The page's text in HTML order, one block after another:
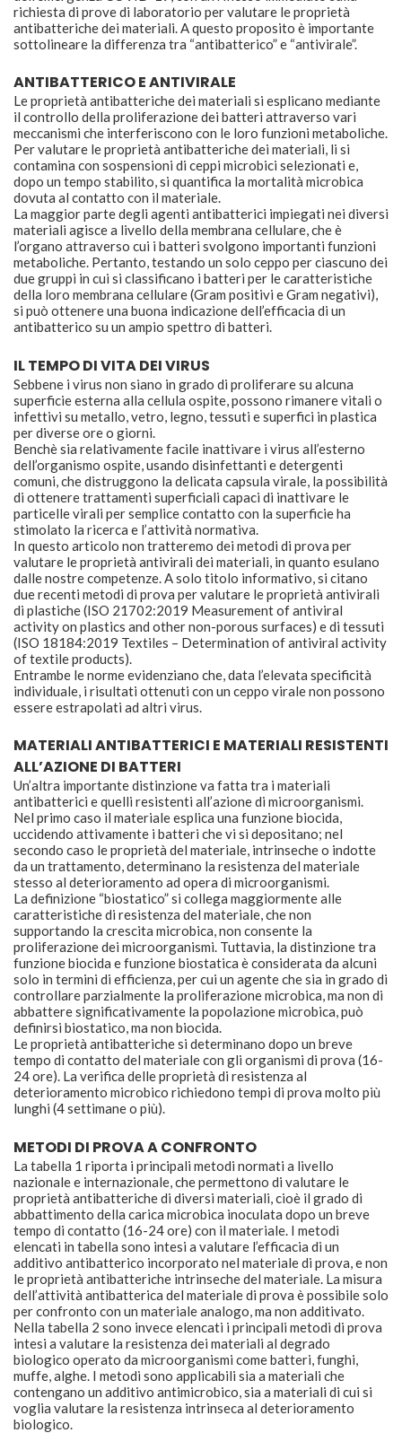
richiesta di prove di laboratorio per valutare le proprietà
antibatteriche dei materiali. A questo proposito è importante
sottolineare la differenza tra “antibatterico” e “antivirale”.
ANTIBATTERICO E ANTIVIRALE
Le proprietà antibatteriche dei materiali si esplicano mediante
il controllo della proliferazione dei batteri attraverso vari
meccanismi che interferiscono con le loro funzioni metaboliche.
Per valutare le proprietà antibatteriche dei materiali, li si
contamina con sospensioni di ceppi microbici selezionati e,
dopo un tempo stabilito, si quantifica la mortalità microbica
dovuta al contatto con il materiale.
La maggior parte degli agenti antibatterici impiegati nei diversi
materiali agisce a livello della membrana cellulare, che è
l’organo attraverso cui i batteri svolgono importanti funzioni
metaboliche. Pertanto, testando un solo ceppo per ciascuno dei
due gruppi in cui si classificano i batteri per le caratteristiche
della loro membrana cellulare (Gram positivi e Gram negativi),
si può ottenere una buona indicazione dell’efficacia di un
antibatterico su un ampio spettro di batteri.
IL TEMPO DI VITA DEI VIRUS
Sebbene i virus non siano in grado di proliferare su alcuna
superficie esterna alla cellula ospite, possono rimanere vitali o
infettivi su metallo, vetro, legno, tessuti e superfici in plastica
per diverse ore o giorni.
Benchè sia relativamente facile inattivare i virus all’esterno
dell’organismo ospite, usando disinfettanti e detergenti
comuni, che distruggono la delicata capsula virale, la possibilità
di ottenere trattamenti superficiali capaci di inattivare le
particelle virali per semplice contatto con la superficie ha
stimolato la ricerca e l’attività normativa.
In questo articolo non tratteremo dei metodi di prova per
valutare le proprietà antivirali dei materiali, in quanto esulano
dalle nostre competenze. A solo titolo informativo, si citano
due recenti metodi di prova per valutare le proprietà antivirali
di plastiche (ISO 21702:2019 Measurement of antiviral
activity on plastics and other non-porous surfaces) e di tessuti
(ISO 18184:2019 Textiles – Determination of antiviral activity
of textile products).
Entrambe le norme evidenziano che, data l’elevata specificità
individuale, i risultati ottenuti con un ceppo virale non possono
essere estrapolati ad altri virus.
MATERIALI ANTIBATTERICI E MATERIALI RESISTENTI
ALL’AZIONE DI BATTERI
Un’altra importante distinzione va fatta tra i materiali
antibatterici e quelli resistenti all’azione di microorganismi.
Nel primo caso il materiale esplica una funzione biocida,
uccidendo attivamente i batteri che vi si depositano; nel
secondo caso le proprietà del materiale, intrinseche o indotte
da un trattamento, determinano la resistenza del materiale
stesso al deterioramento ad opera di microorganismi.
La definizione “biostatico” si collega maggiormente alle
caratteristiche di resistenza del materiale, che non
supportando la crescita microbica, non consente la
proliferazione dei microorganismi. Tuttavia, la distinzione tra
funzione biocida e funzione biostatica è considerata da alcuni
solo in termini di efficienza, per cui un agente che sia in grado di
controllare parzialmente la proliferazione microbica, ma non di
abbattere significativamente la popolazione microbica, può
definirsi biostatico, ma non biocida.
Le proprietà antibatteriche si determinano dopo un breve
tempo di contatto del materiale con gli organismi di prova (16-
24 ore). La verifica delle proprietà di resistenza al
deterioramento microbico richiedono tempi di prova molto più
lunghi (4 settimane o più).
METODI DI PROVA A CONFRONTO
La tabella 1 riporta i principali metodi normati a livello
nazionale e internazionale, che permettono di valutare le
proprietà antibatteriche di diversi materiali, cioè il grado di
abbattimento della carica microbica inoculata dopo un breve
tempo di contatto (16-24 ore) con il materiale. I metodi
elencati in tabella sono intesi a valutare l’efficacia di un
additivo antibatterico incorporato nel materiale di prova, e non
le proprietà antibatteriche intrinseche del materiale. La misura
dell’attività antibatterica del materiale di prova è possibile solo
per confronto con un materiale analogo, ma non additivato.
Nella tabella 2 sono invece elencati i principali metodi di prova
intesi a valutare la resistenza dei materiali al degrado
biologico operato da microorganismi come batteri, funghi,
muffe, alghe. I metodi sono applicabili sia a materiali che
contengano un additivo antimicrobico, sia a materiali di cui si
voglia valutare la resistenza intrinseca al deterioramento
biologico.